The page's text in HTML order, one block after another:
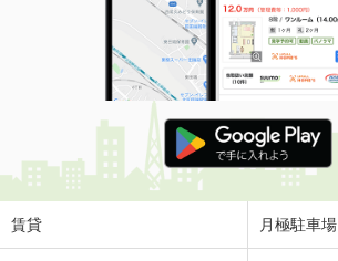
賃貸 月極駐車場